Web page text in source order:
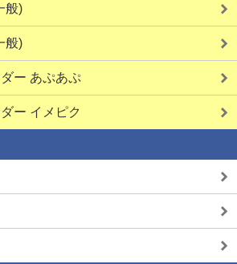
般)
般)
ー あぷあぷ
ー イメピク